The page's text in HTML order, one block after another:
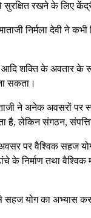
सुरक्षित रखने के लिए
निर्मला देवी ने
शक्ति के अवतार के
सकता।
ने अनेक अवसरों
है, लेकिन संगठन,
पर वैश्विक सहज योग
के निर्माण तथा
योग का अभ्यास